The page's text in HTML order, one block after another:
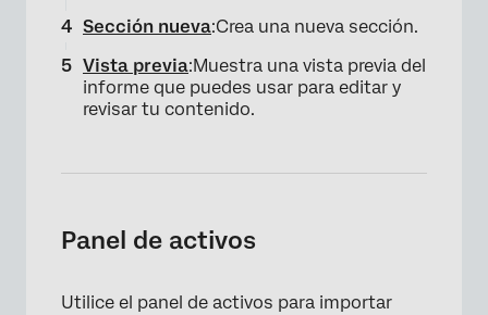
Sección nueva:Crea una nueva sección.
Vista previa:Muestra una vista previa del
informe que puedes usar para editar y
revisar tu contenido.
Panel de activos
Utilice el panel de activos para importar